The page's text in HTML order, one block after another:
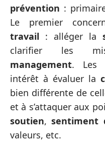
prévention :
Le premier
travail : alléger la
clarifier les
management. Les
intérêt à évaluer la
bien différente de
et à s’attaquer aux
soutien,sentiment
valeurs, etc.